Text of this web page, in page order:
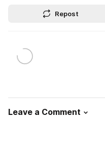
Repost
Leave a Comment